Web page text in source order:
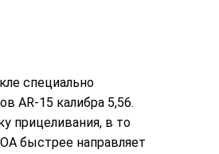
специально
AR-15 калибра 5,56.
прицеливания, в то
быстрее направляет